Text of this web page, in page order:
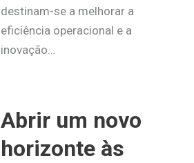
destinam-se a melhorar a
eficiência operacional e a
inovação…
Abrir um novo
horizonte às